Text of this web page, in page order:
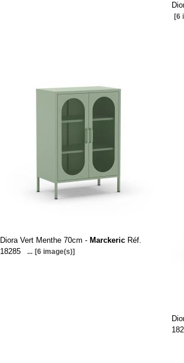
[6
Diora Vert Menthe 70cm - Marckeric Réf.
18285
... [6 image(s)]